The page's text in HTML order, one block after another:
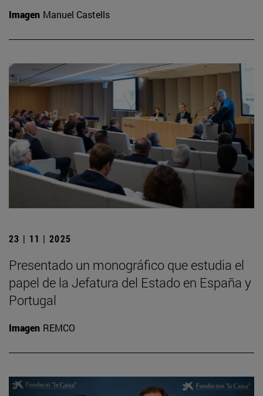
Imagen Manuel Castells
23 | 11 | 2025
Presentado un monográfico que estudia el
papel de la Jefatura del Estado en España y
Portugal
Imagen REMCO